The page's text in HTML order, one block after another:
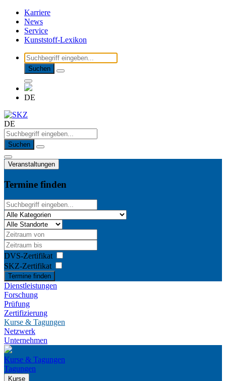
Karriere
News
Service
Kunststoff-Lexikon
Suchen
DE
DE
Suchen
Veranstaltungen
Termine finden
DVS-Zertifikat
SKZ-Zertifikat
Termine finden
Dienstleistungen
Forschung
Prüfung
Zertifizierung
Kurse & Tagungen
Netzwerk
Unternehmen
Kurse & Tagungen
Tagungen
Kurse